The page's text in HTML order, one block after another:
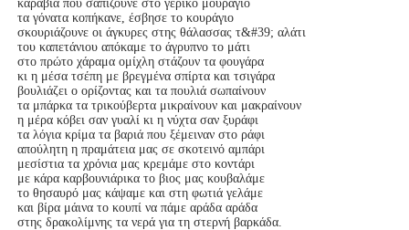
καράβια που σαπίζουνε στο γέρικο μουράγιο
τα γόνατα κοπήκανε, έσβησε το κουράγιο
σκουριάζουνε οι άγκυρες στης θάλασσας τ&#39; αλάτι
του καπετάνιου απόκαμε το άγρυπνο το μάτι
στο πρώτο χάραμα ομίχλη στάζουν τα φουγάρα
κι η μέσα τσέπη με βρεγμένα σπίρτα και τσιγάρα
βουλιάζει ο ορίζοντας και τα πουλιά σωπαίνουν
τα μπάρκα τα τρικούβερτα μικραίνουν και μακραίνουν
η μέρα κόβει σαν γυαλί κι η νύχτα σαν ξυράφι
τα λόγια κρίμα τα βαριά που ξέμειναν στο ράφι
απούλητη η πραμάτεια μας σε σκοτεινό αμπάρι
μεσίστια τα χρόνια μας κρεμάμε στο κοντάρι
με κάρα καρβουνιάρικα το βιος μας κουβαλάμε
το θησαυρό μας κάψαμε και στη φωτιά γελάμε
και βίρα μάινα το κουπί να πάμε αράδα αράδα
στης δρακολίμνης τα νερά για τη στερνή βαρκάδα.